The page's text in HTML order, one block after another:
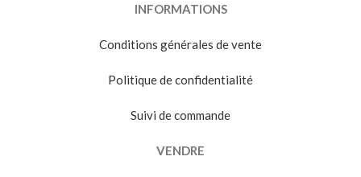
INFORMATIONS
Conditions générales de vente
Politique de confidentialité
Suivi de commande
VENDRE